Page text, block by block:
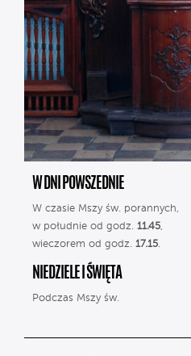
W DNI POWSZEDNIE
W czasie Mszy św. porannych,
w południe od godz. 11.45
wieczorem od godz. 17.15
NIEDZIELE I ŚWIĘTA
Podczas Mszy św.